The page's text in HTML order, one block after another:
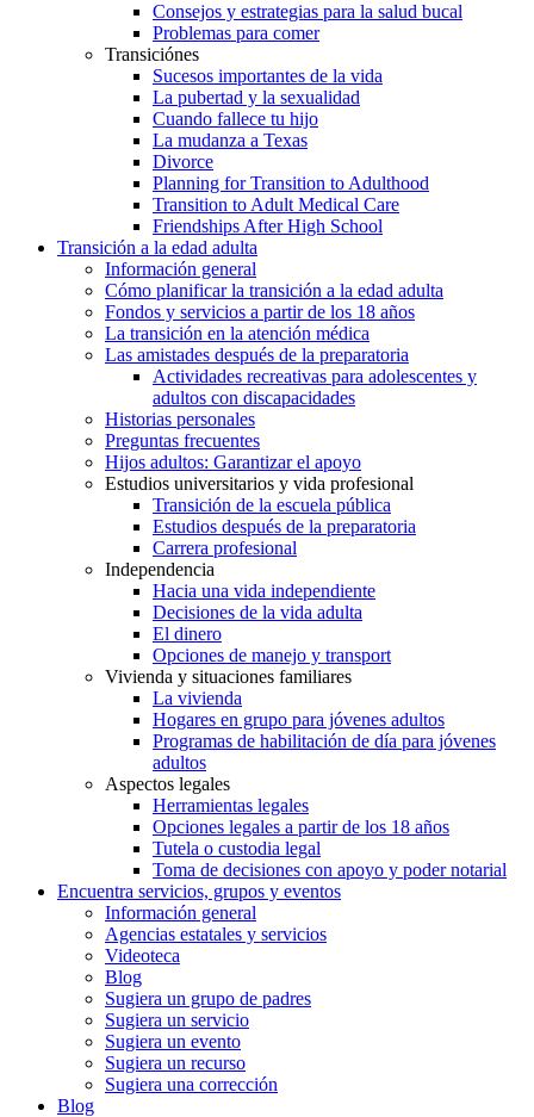
Consejos y estrategias para la salud bucal
Problemas para comer
Transiciónes
Sucesos importantes de la vida
La pubertad y la sexualidad
Cuando fallece tu hijo
La mudanza a Texas
Divorce
Planning for Transition to Adulthood
Transition to Adult Medical Care
Friendships After High School
Transición a la edad adulta
Información general
Cómo planificar la transición a la edad adulta
Fondos y servicios a partir de los 18 años
La transición en la atención médica
Las amistades después de la preparatoria
Actividades recreativas para adolescentes y
adultos con discapacidades
Historias personales
Preguntas frecuentes
Hijos adultos: Garantizar el apoyo
Estudios universitarios y vida profesional
Transición de la escuela pública
Estudios después de la preparatoria
Carrera profesional
Independencia
Hacia una vida independiente
Decisiones de la vida adulta
El dinero
Opciones de manejo y transport
Vivienda y situaciones familiares
La vivienda
Hogares en grupo para jóvenes adultos
Programas de habilitación de día para jóvenes
adultos
Aspectos legales
Herramientas legales
Opciones legales a partir de los 18 años
Tutela o custodia legal
Toma de decisiones con apoyo y poder notarial
Encuentra servicios, grupos y eventos
Información general
Agencias estatales y servicios
Videoteca
Blog
Sugiera un grupo de padres
Sugiera un servicio
Sugiera un evento
Sugiera un recurso
Sugiera una corrección
Blog